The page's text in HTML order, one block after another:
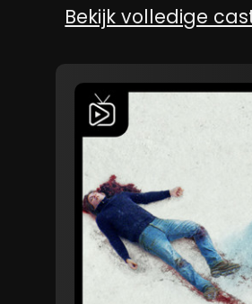
Bekijk volledige